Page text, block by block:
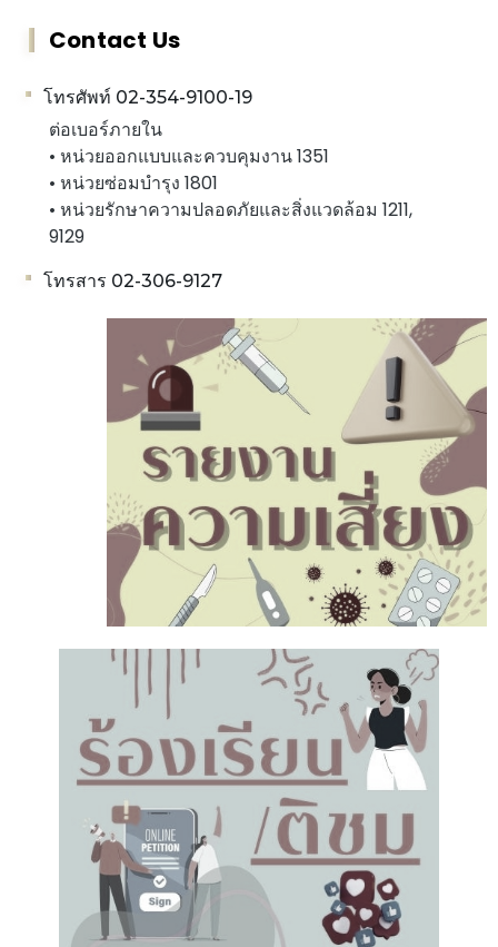
Contact Us
โทรศัพท์ 02-354-9100-19
ต่อเบอร์ภายใน
• หน่วยออกแบบและควบคุมงาน 1351
• หน่วยซ่อมบำรุง 1801
• หน่วยรักษาความปลอดภัยและสิ่งแวดล้อม 1211,
9129
โทรสาร 02-306-9127